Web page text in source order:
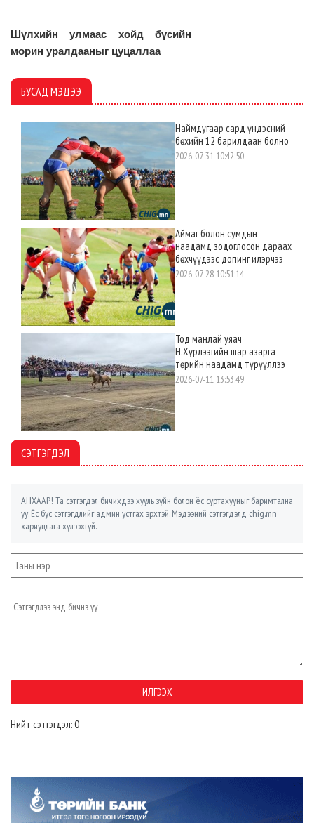
Шүлхийн улмаас хойд бүсийн
морин уралдааныг цуцаллаа
БУСАД МЭДЭЭ
Наймдугаар сард үндэсний
бөхийн 12 барилдаан болно
2026-07-31 10:42:50
Аймаг болон сумдын
наадамд зодоглосон дараах
бөхчүүдээс допинг илэрчээ
2026-07-28 10:51:14
Тод манлай уяач
Н.Хүрлээгийн шар азарга
төрийн наадамд түрүүллээ
2026-07-11 13:53:49
СЭТГЭГДЭЛ
АНХААР! Та сэтгэгдэл бичихдээ хууль зүйн болон ёс суртахууныг баримтална
уу. Ёс бус сэтгэгдлийг админ устгах эрхтэй. Мэдээний сэтгэгдэлд chig.mn
хариуцлага хүлээхгүй.
Нийт сэтгэгдэл: 0